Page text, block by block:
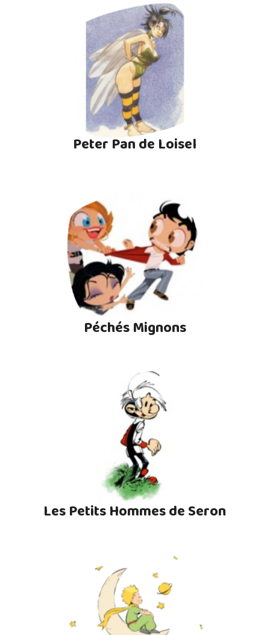
Peter Pan de Loisel
Péchés Mignons
Les Petits Hommes de Seron